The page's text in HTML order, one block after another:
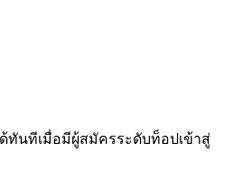
ทันทีเมื่อมีผู้สมัครระดับท็อปเข้าสู่